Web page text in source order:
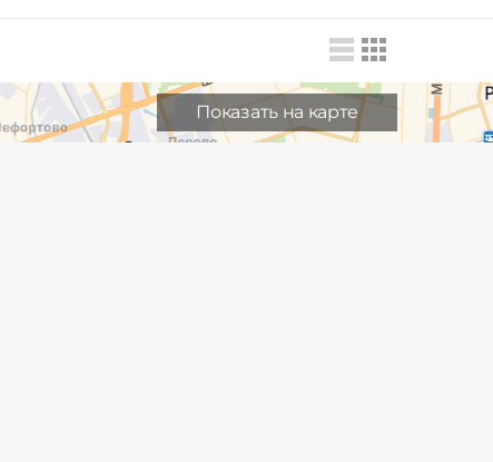
Показать на карте